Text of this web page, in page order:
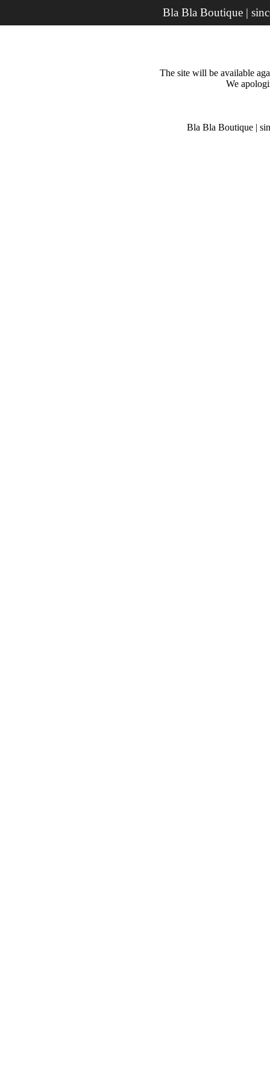
Bla Bla Boutique |
The site will be available
We
Bla Bla Boutique |